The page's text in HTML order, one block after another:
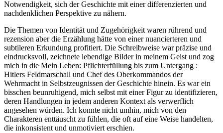
Notwendigkeit, sich der Geschichte mit einer differenzierten und
nachdenklichen Perspektive zu nähern.
Die Themen von Identität und Zugehörigkeit waren rührend und
rezension aber die Erzählung hätte von einer nuancierteren und
subtileren Erkundung profitiert. Die Schreibweise war präzise und
eindrucksvoll, zeichnete lebendige Bilder in meinem Geist und zog
mich in die Mein Leben: Pflichterfüllung bis zum Untergang :
Hitlers Feldmarschall und Chef des Oberkommandos der
Wehrmacht in Selbstzeugnissen der Geschichte hinein. Es war ein
bisschen beunruhigend, mich selbst mit einer Figur zu identifizieren,
deren Handlungen in jedem anderen Kontext als verwerflich
angesehen würden. Ich konnte nicht umhin, mich von den
Charakteren enttäuscht zu fühlen, die oft auf eine Weise handelten,
die inkonsistent und unmotiviert erschien.